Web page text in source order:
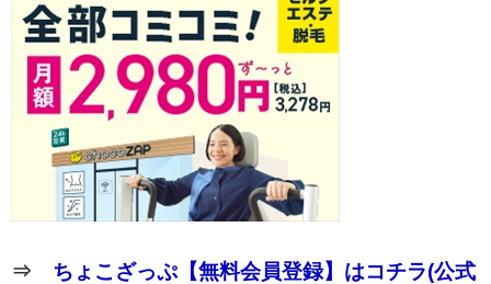
⇒ ちょこざっぷ【無料会員登録】はコチラ(公式